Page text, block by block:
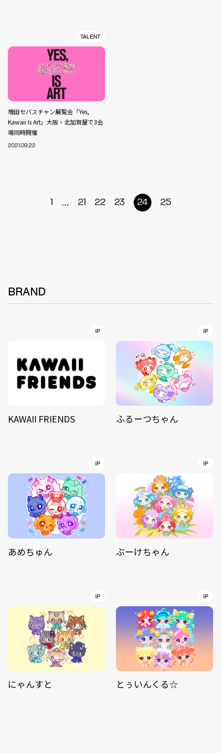
TALENT
増田セバスチャン展覧会「Yes,
Kawaii Is Art」大阪・北加賀屋で3会
場同時開催
2021.09.22
1 ... 21 22 23 24 25
BRAND
IP
KAWAII FRIENDS
IP
ふるーつちゃん
IP
あめちゅん
IP
ぶーけちゃん
IP
にゃんすと
IP
とぅいんくる☆